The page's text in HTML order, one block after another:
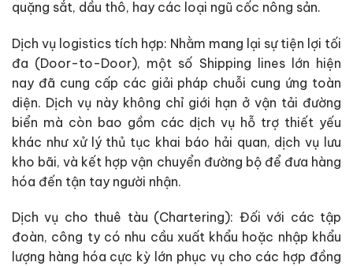
quặng sắt, dầu thô, hay các loại ngũ cốc nông sản.
Dịch vụ logistics tích hợp: Nhằm mang lại sự tiện lợi tối
đa (Door-to-Door), một số Shipping lines lớn hiện
nay đã cung cấp các giải pháp chuỗi cung ứng toàn
diện. Dịch vụ này không chỉ giới hạn ở vận tải đường
biển mà còn bao gồm các dịch vụ hỗ trợ thiết yếu
khác như xử lý thủ tục khai báo hải quan, dịch vụ lưu
kho bãi, và kết hợp vận chuyển đường bộ để đưa hàng
hóa đến tận tay người nhận.
Dịch vụ cho thuê tàu (Chartering): Đối với các tập
đoàn, công ty có nhu cầu xuất khẩu hoặc nhập khẩu
lượng hàng hóa cực kỳ lớn phục vụ cho các hợp đồng